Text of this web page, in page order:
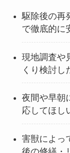
駆除後の再
で徹底的に
現地調査や
くり検討し
夜間や早朝
応してほし
害獣によっ